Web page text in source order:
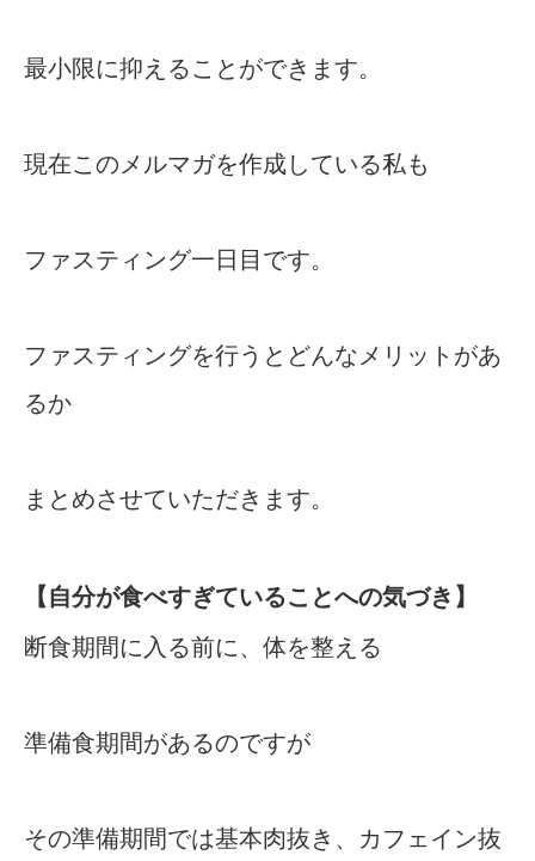
最小限に抑えることができます。
現在このメルマガを作成している私も
ファスティング一日目です。
ファスティングを行うとどんなメリットがあ
るか
まとめさせていただきます。
【自分が食べすぎていることへの気づき】
断食期間に入る前に、体を整える
準備食期間があるのですが
その準備期間では基本肉抜き、カフェイン抜